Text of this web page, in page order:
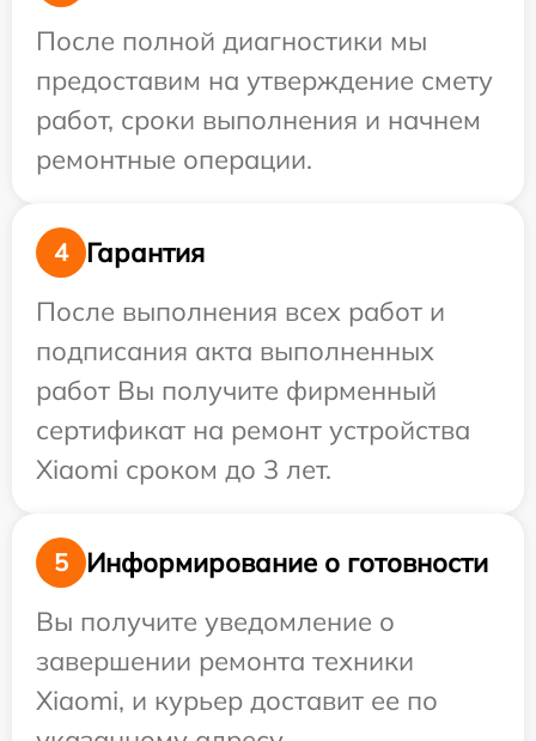
После полной диагностики мы
предоставим на утверждение смету
работ, сроки выполнения и начнем
ремонтные операции.
4
Гарантия
После выполнения всех работ и
подписания акта выполненных
работ Вы получите фирменный
сертификат на ремонт устройства
Xiaomi сроком до 3 лет.
5
Информирование о готовности
Вы получите уведомление о
завершении ремонта техники
Xiaomi, и курьер доставит ее по